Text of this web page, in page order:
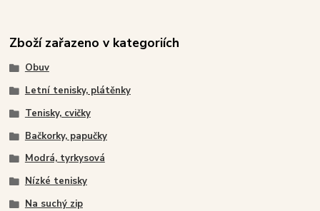
Zboží zařazeno v kategoriích
Obuv
Letní tenisky, plátěnky
Tenisky, cvičky
Bačkorky, papučky
Modrá, tyrkysová
Nízké tenisky
Na suchý zip